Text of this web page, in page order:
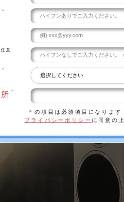
＊
任意
＊
＊
＊の項目は必須項目になります
プライバシーポリシー に同意の上